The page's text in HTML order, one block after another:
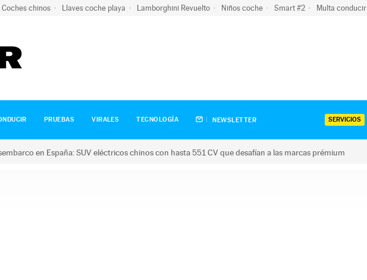
Coches chinos Llaves coche playa Lamborghini Revuelto Niños coche Smart #2 Multa conducir
PRUEBAS VIRALES TECNOLOGÍA NEWSLETTER SERVICIOS
en España: SUV eléctricos chinos con hasta 551 CV que desafían a las marcas prémium